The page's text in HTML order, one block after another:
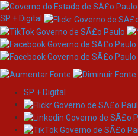
SP + Digital
SP + Digital